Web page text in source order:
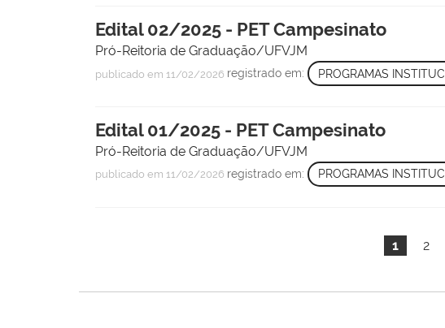
Edital 02/2025 - PET Campesinato
Pró-Reitoria de Graduação/UFVJM
publicado em 11/02/2026 registrado em: PROGRAMAS
Edital 01/2025 - PET Campesinato
Pró-Reitoria de Graduação/UFVJM
publicado em 11/02/2026 registrado em: PROGRAMAS
1 2